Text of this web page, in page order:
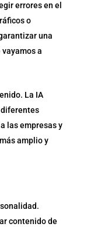
errores en el
o
una
a
La IA
diferentes
las empresas y
amplio y
contenido de